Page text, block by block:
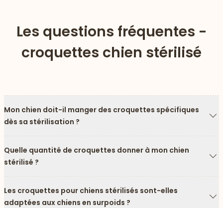
Les questions fréquentes -
croquettes chien stérilisé
Mon chien doit-il manger des croquettes spécifiques
dès sa stérilisation ?
Quelle quantité de croquettes donner à mon chien
stérilisé ?
Les croquettes pour chiens stérilisés sont-elles
adaptées aux chiens en surpoids ?